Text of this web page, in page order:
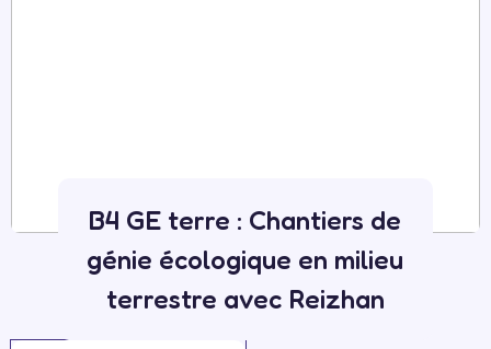
B4 GE terre : Chantiers de
génie écologique en milieu
terrestre avec Reizhan